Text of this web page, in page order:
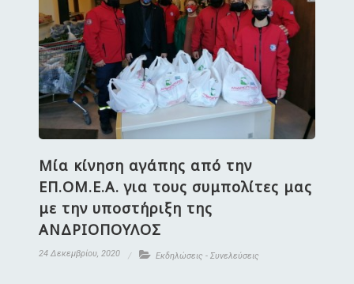
Μία κίνηση αγάπης από την
ΕΠ.ΟΜ.Ε.Α. για τους συμπολίτες μας
με την υποστήριξη της
ΑΝΔΡΙΟΠΟΥΛΟΣ
24 Δεκεμβρίου, 2020 Εκδηλώσεις - Συνελεύσεις